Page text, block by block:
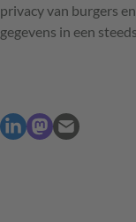
privacy van burgers
gegevens in een